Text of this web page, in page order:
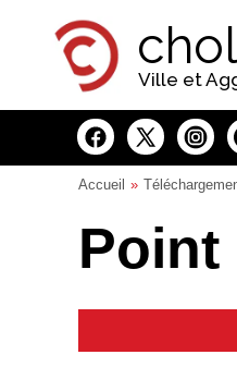
Ville et
Accueil
Point